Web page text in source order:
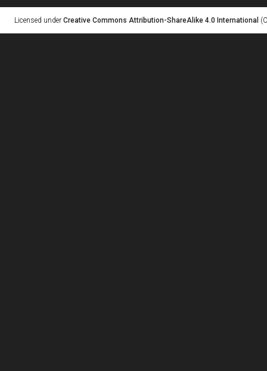
Licensed under Creative Commons Attribution-ShareAlike 4.0 International